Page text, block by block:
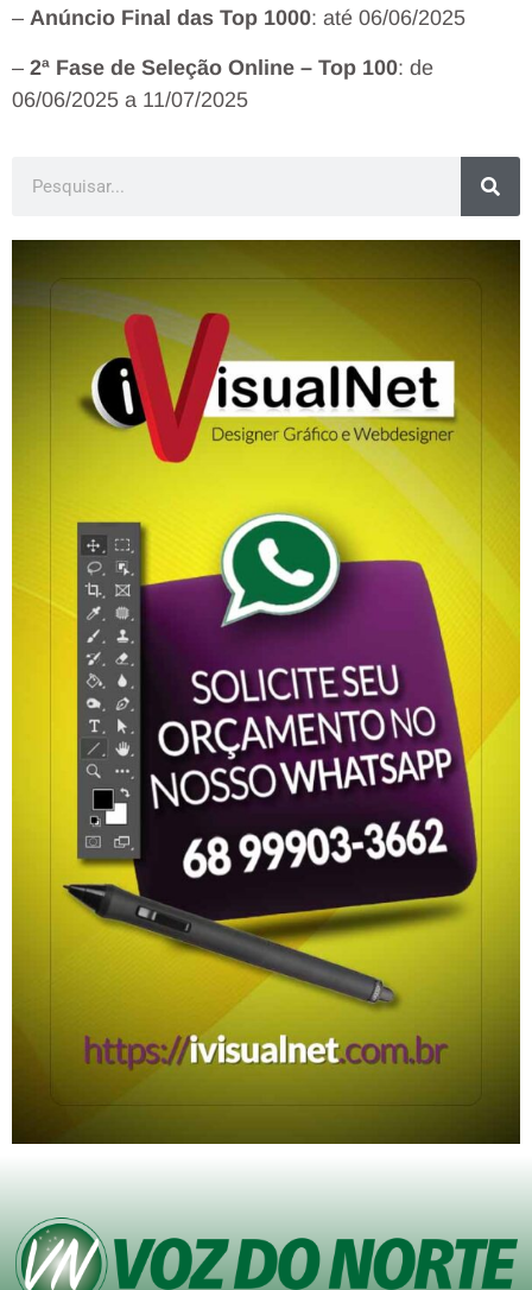
– Anúncio Final das Top 1000: até 06/06/2025
– 2ª Fase de Seleção Online – Top 100: de
06/06/2025 a 11/07/2025